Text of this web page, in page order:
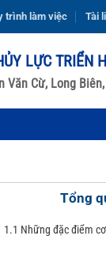
trình làm việc Tài
LỰC TRIỂN
Văn Cừ, Long
Tổng
1.1 Những đặc điểm